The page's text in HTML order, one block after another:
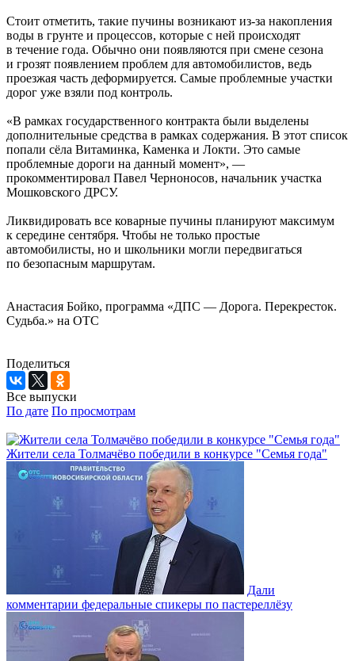
Стоит отметить, такие пучины возникают из-за накопления
воды в грунте и процессов, которые с ней происходят
в течение года. Обычно они появляются при смене сезона
и грозят появлением проблем для автомобилистов, ведь
проезжая часть деформируется. Самые проблемные участки
дорог уже взяли под контроль.
«В рамках государственного контракта были выделены
дополнительные средства в рамках содержания. В этот список
попали сёла Витаминка, Каменка и Локти. Это самые
проблемные дороги на данный момент», —
прокомментировал Павел Черноносов, начальник участка
Мошковского ДРСУ.
Ликвидировать все коварные пучины планируют максимум
к середине сентября. Чтобы не только простые
автомобилисты, но и школьники могли передвигаться
по безопасным маршрутам.
Анастасия Бойко, программа «ДПС — Дорога. Перекресток.
Судьба.» на ОТС
Поделиться
Все выпуски
По дате По просмотрам
Жители села Толмачёво победили в конкурсе "Семья года"
Дали
комментарии федеральные спикеры по пастереллёзу